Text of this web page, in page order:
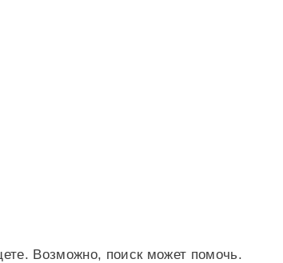
Возможно, поиск может помочь.